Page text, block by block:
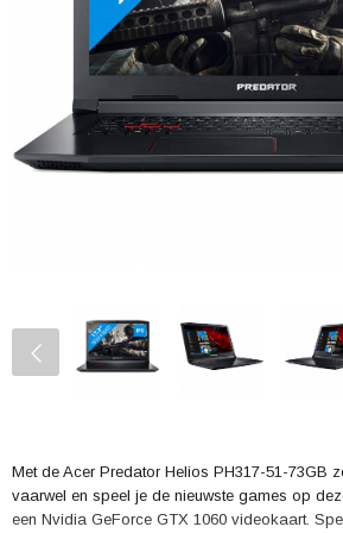
Met de Acer Predator Helios PH317-51-73GB
vaarwel en speel je de nieuwste games op
een Nvidia GeForce GTX 1060 videokaart.